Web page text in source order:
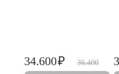
36.400
34.600₽